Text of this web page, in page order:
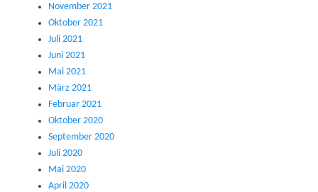
November 2021
Oktober 2021
Juli 2021
Juni 2021
Mai 2021
März 2021
Februar 2021
Oktober 2020
September 2020
Juli 2020
Mai 2020
April 2020